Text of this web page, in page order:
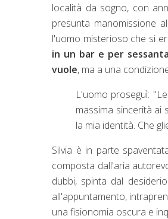
località da sogno, con
presunta manomissione
l'uomo misterioso che si
in un bar e per
vuole, ma a una
L'uomo proseguì:
massima sincerità ai
la mia identità. Che
Silvia è in parte
composta dall'aria
dubbi, spinta dal
all'appuntamento,
una fisionomia oscura e